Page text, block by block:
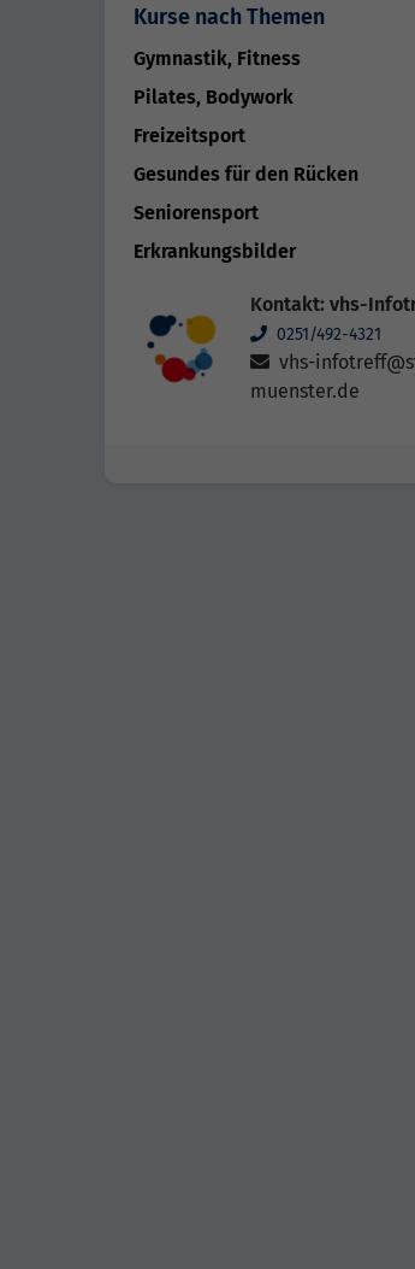
Kurse nach Themen
Gymnastik, Fitness
Pilates, Bodywork
Freizeitsport
Gesundes für den Rücken
Seniorensport
Erkrankungsbilder
Kontakt: vhs-
0251/492-4321
vhs-
muenster.de